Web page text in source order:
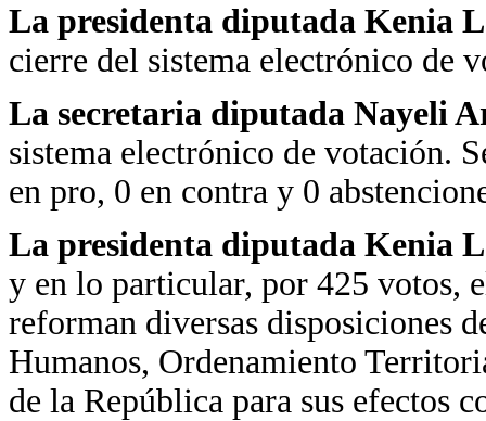
La presidenta diputada Kenia
cierre del sistema electrónico de
La secretaria diputada Nayeli
sistema electrónico de votación.
en pro, 0 en contra y 0
La presidenta diputada Kenia
y en lo particular, por 425 votos,
reforman diversas disposiciones
Humanos, Ordenamiento
de la República para sus efectos